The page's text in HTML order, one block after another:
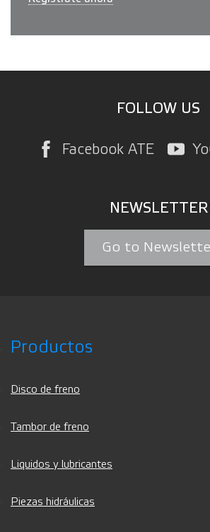
FOLLOW US
Facebook ATE
NEWSLETTER
Go to
Productos
Disco de freno
Tambor de freno
Liquidos y lubricantes
Piezas hidráulicas